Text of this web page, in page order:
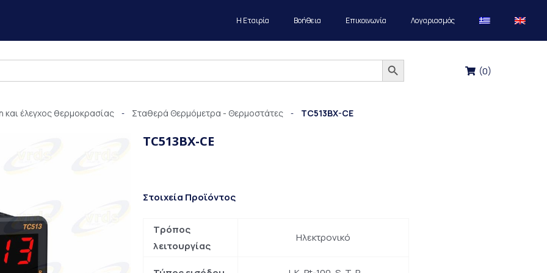
Η Εταιρία Βοήθεια Επικοινωνία Λογαριασμός
Search Button
(0)
και έλεγχος θερμοκρασίας - Σταθερά Θερμόμετρα - Θερμοστάτες - TC513BX-CE
TC513BX-CE
Στοιχεία Προϊόντος
Τρόπος
λειτουργίας
Ηλεκτρονικό